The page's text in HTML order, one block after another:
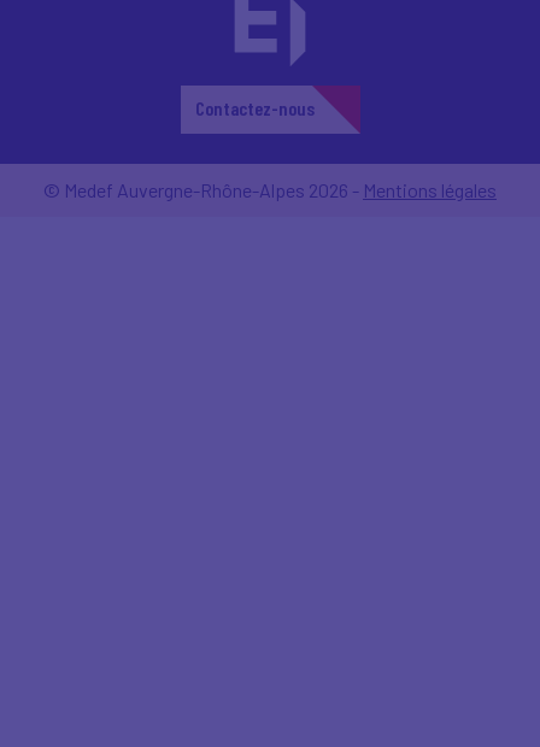
Contactez-nous
© Medef Auvergne-Rhône-Alpes 2026 - Mentions légales